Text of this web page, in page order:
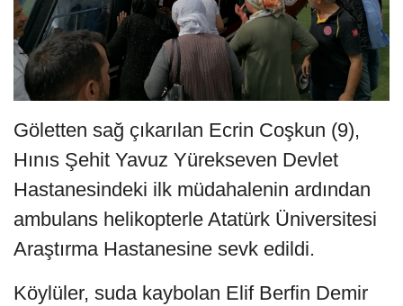
Göletten sağ çıkarılan Ecrin Coşkun (9),
Hınıs Şehit Yavuz Yürekseven Devlet
Hastanesindeki ilk müdahalenin ardından
ambulans helikopterle Atatürk Üniversitesi
Araştırma Hastanesine sevk edildi.
Köylüler, suda kaybolan Elif Berfin Demir